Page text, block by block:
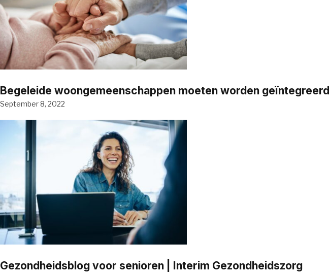
Begeleide woongemeenschappen moeten worden
September 8, 2022
Gezondheidsblog voor senioren | Interim Gezondheidszorg